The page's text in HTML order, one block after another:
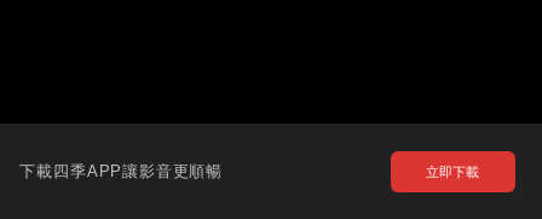
下載四季APP讓影音更順暢 立即下載